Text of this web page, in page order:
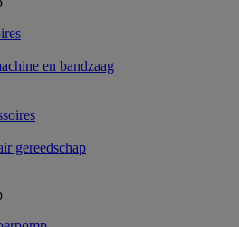
en bandzaag
gereedschap